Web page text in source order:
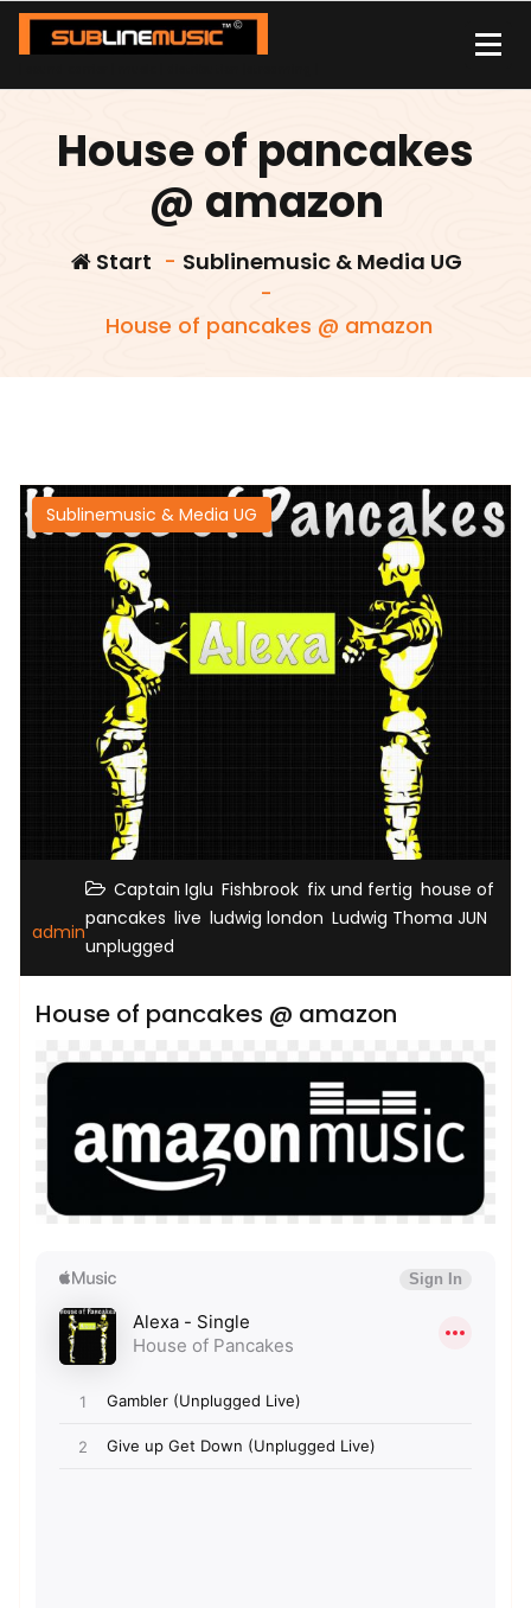
Zum
Inhalt
House of pancakes
@ amazon
Start - Sublinemusic & Media UG
-
House of pancakes @ amazon
Sublinemusic & Media UG
admin
Captain Iglu Fishbrook fix und fertig house of
pancakes live ludwig london Ludwig Thoma JUN
unplugged
House of pancakes @ amazon